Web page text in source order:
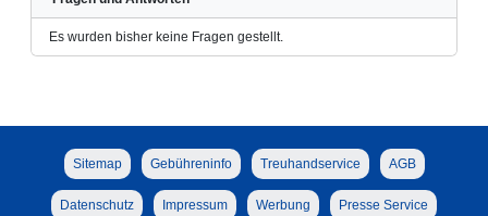
Es wurden bisher keine Fragen gestellt.
Sitemap Gebühreninfo Treuhandservice AGB
Datenschutz Impressum Werbung Presse Service